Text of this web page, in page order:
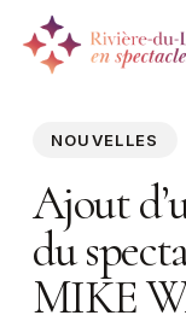
NOUVELLES
Ajout
du
MIKE